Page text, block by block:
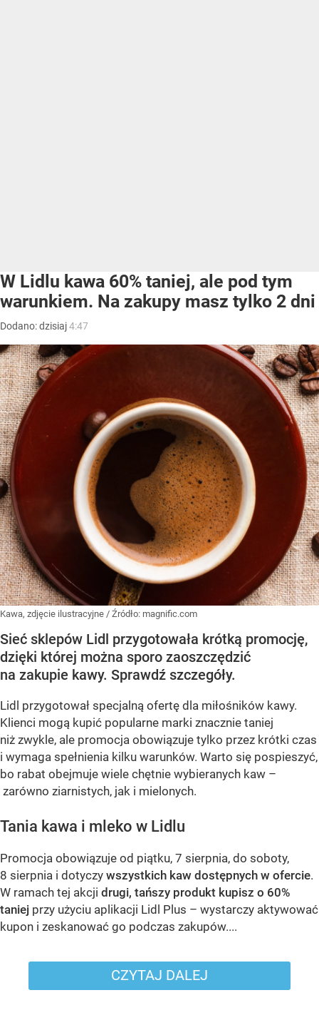
W Lidlu kawa 60% taniej, ale pod tym
warunkiem. Na zakupy masz tylko 2 dni
Dodano:dzisiaj4:47
Kawa, zdjęcie ilustracyjne / Źródło: magnific.com
Sieć sklepów Lidl przygotowała krótką promocję,
dzięki której można sporo zaoszczędzić
na zakupie kawy. Sprawdź szczegóły.
Lidl przygotował specjalną ofertę dla miłośników kawy.
Klienci mogą kupić popularne marki znacznie taniej
niż zwykle, ale promocja obowiązuje tylko przez krótki czas
i wymaga spełnienia kilku warunków. Warto się pospieszyć,
bo rabat obejmuje wiele chętnie wybieranych kaw –
zarówno ziarnistych, jak i mielonych.
Tania kawa i mleko w Lidlu
Promocja obowiązuje od piątku, 7 sierpnia, do soboty,
8 sierpnia i dotyczy wszystkich kaw dostępnych w ofercie.
W ramach tej akcji drugi, tańszy produkt kupisz o 60%
taniej przy użyciu aplikacji Lidl Plus – wystarczy aktywować
kupon i zeskanować go podczas zakupów....
CZYTAJ DALEJ